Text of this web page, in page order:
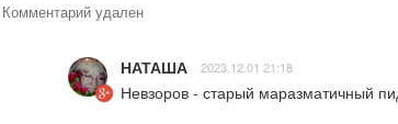
Комментарий удален
НАТАША 2023.12.01 21:18
Невзоров - старый маразматичный